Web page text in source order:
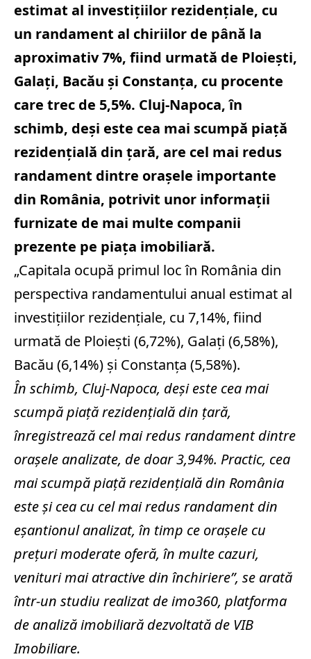
estimat al investiţiilor rezidenţiale, cu
un randament al chiriilor de până la
aproximativ 7%, fiind urmată de Ploieşti,
Galaţi, Bacău şi Constanţa, cu procente
care trec de 5,5%. Cluj-Napoca, în
schimb, deşi este cea mai scumpă piaţă
rezidenţială din ţară, are cel mai redus
randament dintre oraşele importante
din România, potrivit unor informaţii
furnizate de mai multe companii
prezente pe piaţa imobiliară.
„Capitala ocupă primul loc în România din
perspectiva randamentului anual estimat al
investiţiilor rezidenţiale, cu 7,14%, fiind
urmată de Ploieşti (6,72%), Galaţi (6,58%),
Bacău (6,14%) şi Constanţa (5,58%).
În schimb, Cluj-Napoca, deşi este cea mai
scumpă piaţă rezidenţială din ţară,
înregistrează cel mai redus randament dintre
oraşele analizate, de doar 3,94%. Practic, cea
mai scumpă piaţă rezidenţială din România
este şi cea cu cel mai redus randament din
eşantionul analizat, în timp ce oraşele cu
preţuri moderate oferă, în multe cazuri,
venituri mai atractive din închiriere”, se arată
într-un studiu realizat de imo360, platforma
de analiză imobiliară dezvoltată de VIB
Imobiliare.